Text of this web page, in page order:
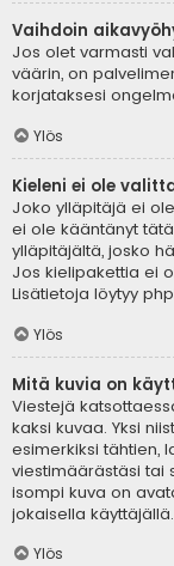
Vaihdoin
Jos olet varmasti
väärin, on
korjataksesi
Ylös
Kieleni ei ole
Joko ylläpitäjä ei
ei ole kääntänyt
ylläpitäjältä, josko
Jos kielipakettia ei
Lisätietoja löytyy
Ylös
Mitä kuvia on
Viestejä
kaksi kuvaa. Yksi
esimerkiksi tähtien,
viestimäärästäsi tai
isompi kuva on
jokaisella käyttäjällä.
Ylös